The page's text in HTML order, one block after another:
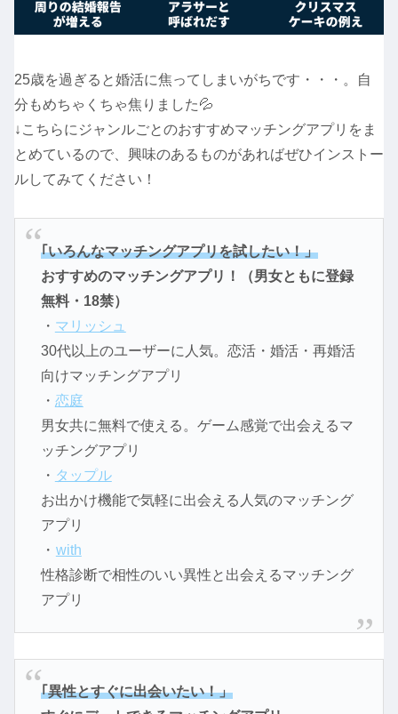
25歳を過ぎると婚活に焦ってしまいがちです・・・。自
分もめちゃくちゃ焦りました💦
↓こちらにジャンルごとのおすすめマッチングアプリをま
とめているので、興味のあるものがあればぜひインストー
ルしてみてください！
｢いろんなマッチングアプリを試したい！」
おすすめのマッチングアプリ！（男女ともに登録
無料・18禁）
・ マリッシュ
30代以上のユーザーに人気。恋活・婚活・再婚活
向けマッチングアプリ
・ 恋庭
男女共に無料で使える。ゲーム感覚で出会えるマ
ッチングアプリ
・ タップル
お出かけ機能で気軽に出会える人気のマッチング
アプリ
・ with
性格診断で相性のいい異性と出会えるマッチング
アプリ
｢異性とすぐに出会いたい！」